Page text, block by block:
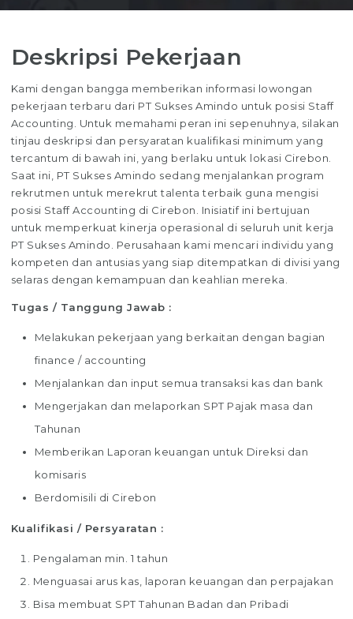
Deskripsi Pekerjaan
Kami dengan bangga memberikan informasi lowongan
pekerjaan terbaru dari PT Sukses Amindo untuk posisi Staff
Accounting. Untuk memahami peran ini sepenuhnya, silakan
tinjau deskripsi dan persyaratan kualifikasi minimum yang
tercantum di bawah ini, yang berlaku untuk lokasi Cirebon.
Saat ini, PT Sukses Amindo sedang menjalankan program
rekrutmen untuk merekrut talenta terbaik guna mengisi
posisi Staff Accounting di Cirebon. Inisiatif ini bertujuan
untuk memperkuat kinerja operasional di seluruh unit kerja
PT Sukses Amindo. Perusahaan kami mencari individu yang
kompeten dan antusias yang siap ditempatkan di divisi yang
selaras dengan kemampuan dan keahlian mereka.
Tugas / Tanggung Jawab :
Melakukan pekerjaan yang berkaitan dengan bagian
finance / accounting
Menjalankan dan input semua transaksi kas dan bank
Mengerjakan dan melaporkan SPT Pajak masa dan
Tahunan
Memberikan Laporan keuangan untuk Direksi dan
komisaris
Berdomisili di Cirebon
Kualifikasi / Persyaratan :
Pengalaman min. 1 tahun
Menguasai arus kas, laporan keuangan dan perpajakan
Bisa membuat SPT Tahunan Badan dan Pribadi